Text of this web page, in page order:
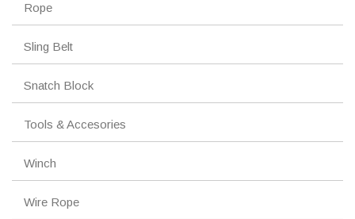
Rope
Sling Belt
Snatch Block
Tools & Accesories
Winch
Wire Rope